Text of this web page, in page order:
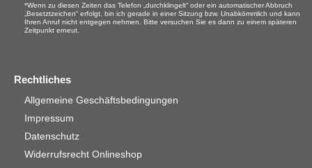
*Wenn zu diesen Zeiten das Telefon „durchklingelt“ oder ein automatischer Abbruch
„Besetztzeichen“ erfolgt, bin ich gerade in einer Sitzung bzw. Unabkömmlich und kann
Ihren Anruf nicht entgegen nehmen. Bitte versuchen Sie es dann zu einem späteren
Zeitpunkt erneut.
Rechtliches
Allgemeine Geschäftsbedingungen
Impressum
Datenschutz
Widerrufsrecht Onlineshop